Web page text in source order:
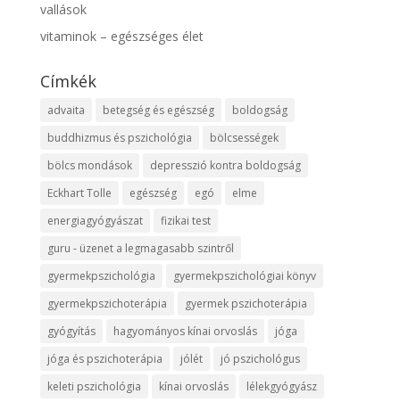
vallások
vitaminok – egészséges élet
Címkék
advaita betegség és egészség
boldogság
buddhizmus és pszichológia
bölcsességek
bölcs mondások
depresszió kontra boldogság
Eckhart Tolle
egészség egó
elme
energiagyógyászat
fizikai test
guru - üzenet a legmagasabb szintről
gyermekpszichológia
gyermekpszichológiai könyv
gyermekpszichoterápia
gyermek pszichoterápia
gyógyítás
hagyományos kínai orvoslás
jóga
jóga és pszichoterápia
jólét
jó pszichológus
keleti pszichológia
kínai orvoslás
lélekgyógyász